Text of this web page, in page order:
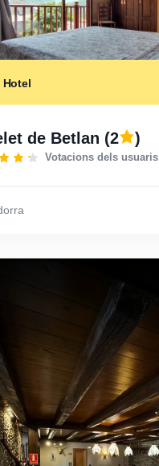
Hotel
de Betlan (2 )
Votacions dels usuaris